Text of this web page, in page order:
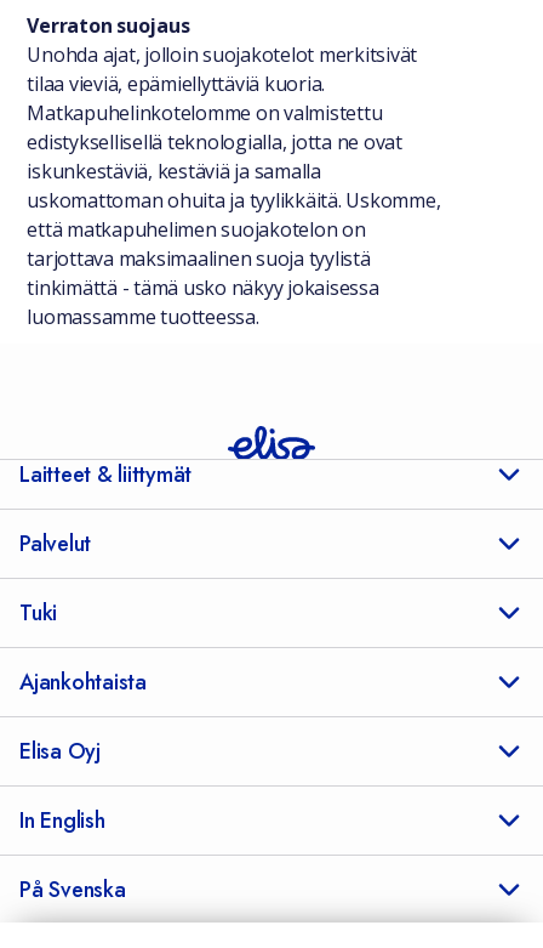
Verraton suojaus
Unohda ajat, jolloin suojakotelot merkitsivät
tilaa vieviä, epämiellyttäviä kuoria.
Matkapuhelinkotelomme on valmistettu
edistyksellisellä teknologialla, jotta ne ovat
iskunkestäviä, kestäviä ja samalla
uskomattoman ohuita ja tyylikkäitä. Uskomme,
että matkapuhelimen suojakotelon on
tarjottava maksimaalinen suoja tyylistä
tinkimättä - tämä usko näkyy jokaisessa
luomassamme tuotteessa.
Laitteet & liittymät
Palvelut
Tuki
Ajankohtaista
Elisa Oyj
In English
På Svenska